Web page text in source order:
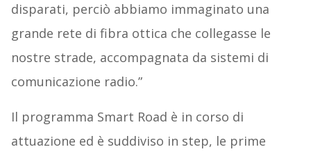
disparati, perciò abbiamo immaginato una
grande rete di fibra ottica che collegasse le
nostre strade, accompagnata da sistemi di
comunicazione radio.”
Il programma Smart Road è in corso di
attuazione ed è suddiviso in step, le prime